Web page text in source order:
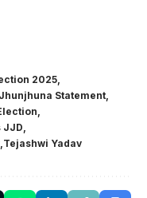
2025
Jhunjhuna Statement
JJD
Tejashwi Yadav